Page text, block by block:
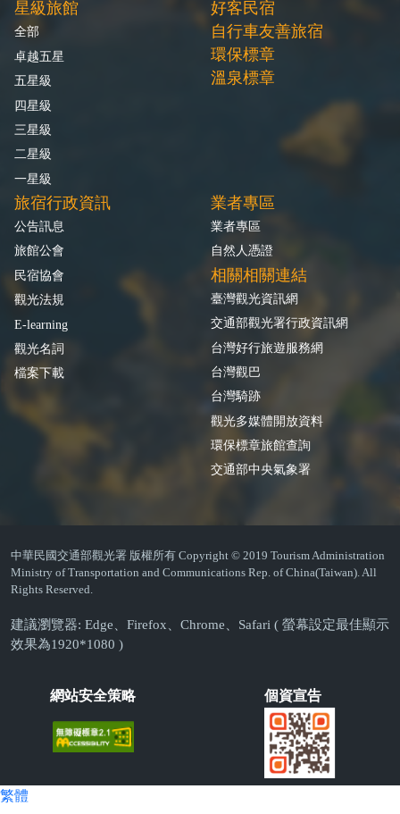
星級旅館
全部
卓越五星
五星級
四星級
三星級
二星級
一星級
好客民宿
自行車友善旅宿
環保標章
溫泉標章
旅宿行政資訊
公告訊息
旅館公會
民宿協會
觀光法規
E-learning
觀光名詞
檔案下載
業者專區
業者專區
自然人憑證
相關相關連結
臺灣觀光資訊網
交通部觀光署行政資訊網
台灣好行旅遊服務網
台灣觀巴
台灣騎跡
觀光多媒體開放資料
環保標章旅館查詢
交通部中央氣象署
中華民國交通部觀光署 版權所有 Copyright © 2019 Tourism Administration
Ministry of Transportation and Communications Rep. of China(Taiwan). All
Rights Reserved.
建議瀏覽器: Edge、Firefox、Chrome、Safari ( 螢幕設定最佳顯示
效果為1920*1080 )
網站安全策略 個資宣告
繁體